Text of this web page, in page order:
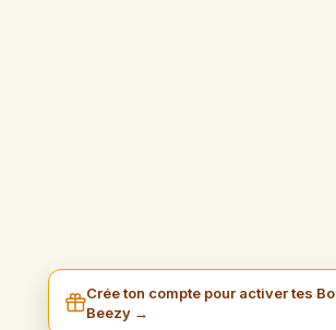
Crée ton compte pour activer tes
Beezy →